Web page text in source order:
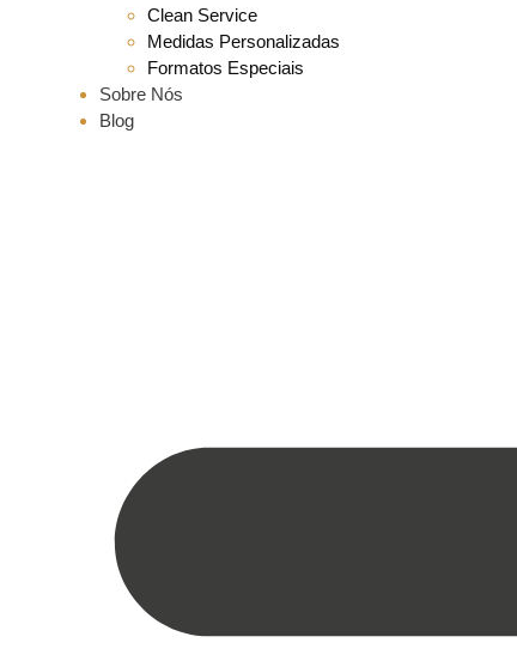
Clean Service
Medidas Personalizadas
Formatos Especiais
Sobre Nós
Blog